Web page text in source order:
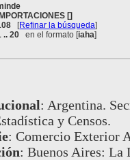
[]
[Refinar la búsqueda]
.. 20 en el formato [iaha]
: Argentina.
y Censos.
: Comercio Exterior
: Buenos Aires: La